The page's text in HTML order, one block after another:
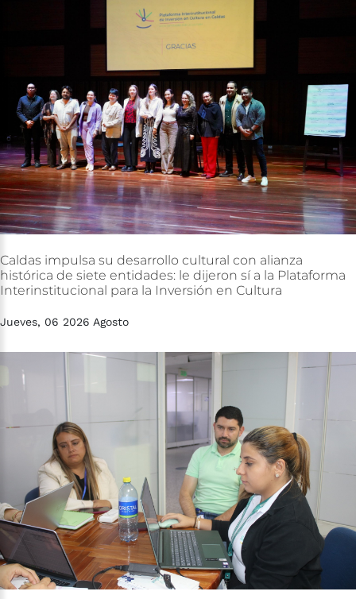
Caldas impulsa su desarrollo cultural con alianza
histórica de siete entidades: le dijeron sí a la Plataforma
Interinstitucional para la Inversión en Cultura
Jueves, 06 2026 Agosto